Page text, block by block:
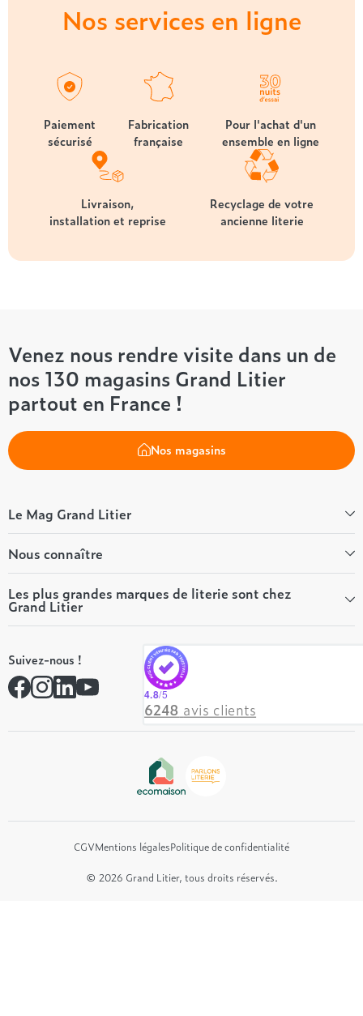
Nos services en ligne
Paiement
sécurisé
Fabrication
française
Pour l'achat d'un
ensemble en ligne
Livraison,
installation et reprise
Recyclage de votre
ancienne literie
Venez nous rendre visite dans un de
nos 130 magasins Grand Litier
partout en France !
Nos magasins
Le Mag Grand Litier
Bien-être
Conseils literie
Tous les articles du Mag
Tous nos guides
Nous connaître
Qui sommes-nous ?
Nos valeurs
Nos engagements
Rejoindre notre réseau
Contactez-nous
Les plus grandes marques de literie sont chez
Grand Litier
André Renault
Simmons
Hôtel & Lodge
Suivez-nous !
4.8/5
6248 avis clients
CGVMentions légalesPolitique de confidentialité
© 2026 Grand Litier, tous droits réservés.